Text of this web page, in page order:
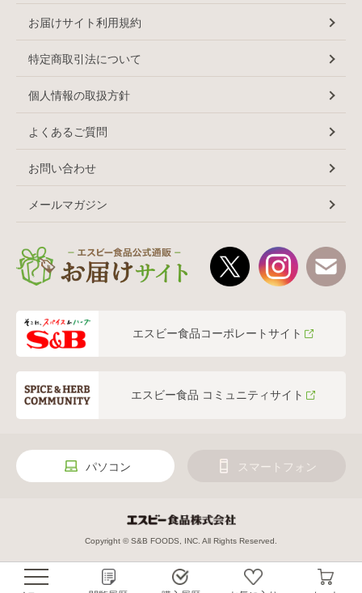
お届けサイト利用規約
特定商取引法について
個人情報の取扱方針
よくあるご質問
お問い合わせ
メールマガジン
エスビー食品コーポレートサイト
エスビー食品 コミュニティサイト
パソコン スマートフォン
Copyright © S&B FOODS, INC. All Rights Reserved.